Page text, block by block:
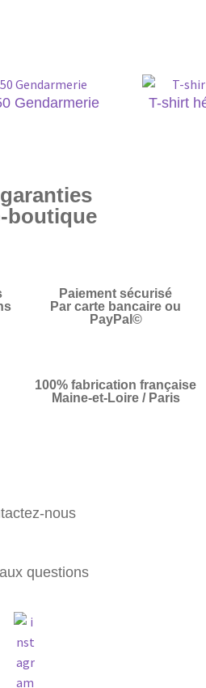
Gendarmerie T-shirt
boutique
Paiement sécurisé
Par carte bancaire ou
PayPal©
100% fabrication française
Maine-et-Loire / Paris
nous
questions